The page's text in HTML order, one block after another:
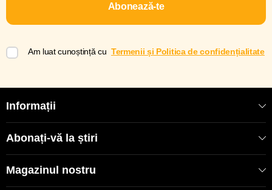
Abonează-te
Am luat cunoștință cu Termenii și Politica de confidențialitate
Informații
Abonați-vă la știri
Magazinul nostru